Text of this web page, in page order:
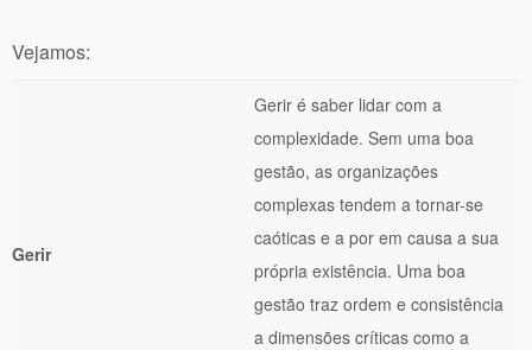
Vejamos:
Gerir
Gerir é saber lidar com a
complexidade. Sem uma boa
gestão, as organizações
complexas tendem a tornar-se
caóticas e a por em causa a sua
própria existência. Uma boa
gestão traz ordem e consistência
a dimensões críticas como a